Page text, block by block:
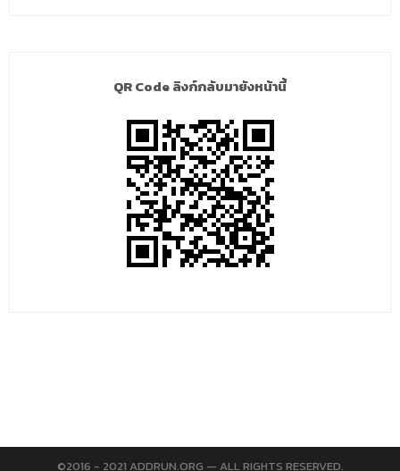
QR Code ลิงก์กลับมายังหน้านี้
©2016 - 2021 ADDRUN.ORG — ALL RIGHTS RESERVED.